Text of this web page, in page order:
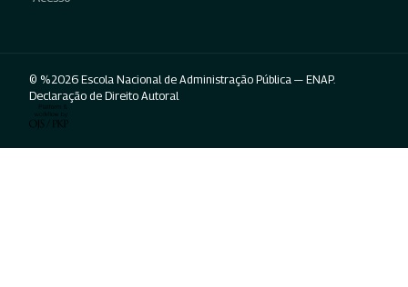
© %2026 Escola Nacional de Administração Pública — ENAP.
Declaração de Direito Autoral